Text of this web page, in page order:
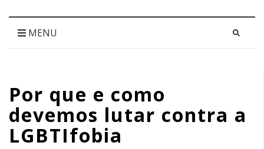
contra
|
APCEF/SP
MENU
Por que e como
devemos lutar contra a
LGBTIfobia